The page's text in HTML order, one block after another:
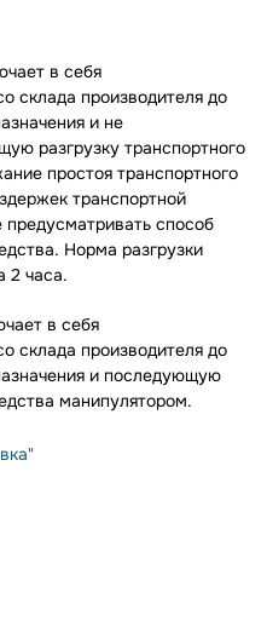
в себя
склада производителя до
и не
разгрузку транспортного
простоя транспортного
транспортной
способ
Норма разгрузки
2 часа.
в себя
склада производителя до
и последующую
манипулятором.